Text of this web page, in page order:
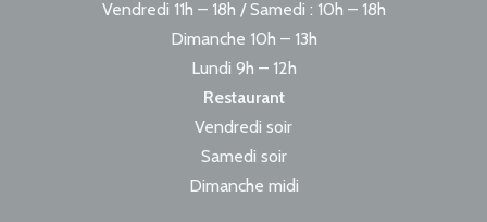
Vendredi 11h – 18h / Samedi : 10h – 18h
Dimanche 10h – 13h
Lundi 9h – 12h
Restaurant
Vendredi soir
Samedi soir
Dimanche midi